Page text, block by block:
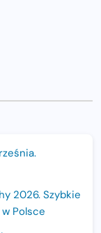
2026. Szybkie
Polsce